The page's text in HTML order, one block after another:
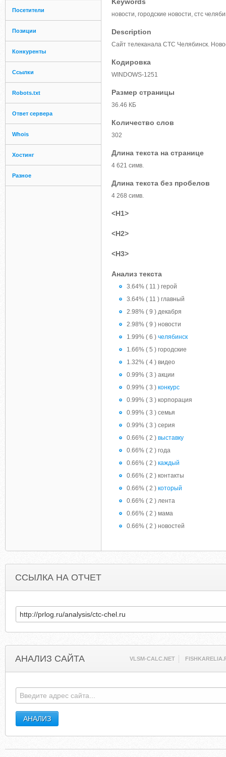
Посетители
Позиции
Конкуренты
Ссылки
Robots.txt
Ответ сервера
Whois
Хостинг
Разное
новости, городские новости, стс
Description
Сайт телеканала СТС Челябинск.
Кодировка
WINDOWS-1251
Размер страницы
36.46 КБ
Количество слов
302
Длина текста на странице
4 621 симв.
Длина текста без пробелов
4 268 симв.
<H1>
<H2>
<H3>
Анализ текста
3.64% ( 11 ) герой
3.64% ( 11 ) главный
2.98% ( 9 ) декабря
2.98% ( 9 ) новости
1.99% ( 6 ) челябинск
1.66% ( 5 ) городские
1.32% ( 4 ) видео
0.99% ( 3 ) акции
0.99% ( 3 ) конкурс
0.99% ( 3 ) корпорация
0.99% ( 3 ) семья
0.99% ( 3 ) серия
0.66% ( 2 ) выставку
0.66% ( 2 ) года
0.66% ( 2 ) каждый
0.66% ( 2 ) контакты
0.66% ( 2 ) который
0.66% ( 2 ) лента
0.66% ( 2 ) мама
0.66% ( 2 ) новостей
ССЫЛКА НА ОТЧЕТ
АНАЛИЗ САЙТА VLSM-CALC.NET